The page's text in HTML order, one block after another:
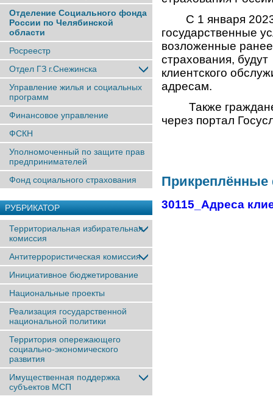
Отделение Социального фонда
России по Челябинской
области
Росреестр
Отдел ГЗ г.Снежинска
Управление жилья и социальных
программ
Финансовое управление
ФСКН
Уполномоченный по защите прав
предпринимателей
Фонд социального страхования
РУБРИКАТОР
Территориальная избирательная
комиссия
Антитеррористическая комиссия
Инициативное бюджетирование
Национальные проекты
Реализация государственной
национальной политики
Территория опережающего
социально-экономического
развития
Имущественная поддержка
субъектов МСП
С 1 января 2023
государственные
возложенные
страхования,
клиентского
адресам.
Также граждане
через портал
30115_Адреса